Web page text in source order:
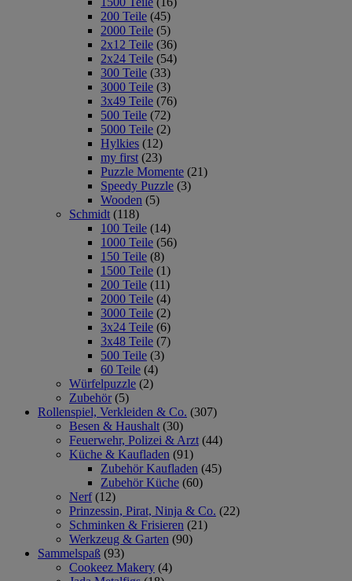
200 Teile (45)
2000 Teile (5)
2x12 Teile (36)
2x24 Teile (54)
300 Teile (33)
3000 Teile (3)
3x49 Teile (76)
500 Teile (72)
5000 Teile (2)
Hylkies (12)
my first (23)
Puzzle Momente (21)
Speedy Puzzle (3)
Wooden (5)
Schmidt (118)
100 Teile (14)
1000 Teile (56)
150 Teile (8)
1500 Teile (1)
200 Teile (11)
2000 Teile (4)
3000 Teile (2)
3x24 Teile (6)
3x48 Teile (7)
500 Teile (3)
60 Teile (4)
Würfelpuzzle (2)
Zubehör (5)
Rollenspiel, Verkleiden & Co. (307)
Besen & Haushalt (30)
Feuerwehr, Polizei & Arzt (44)
Küche & Kaufladen (91)
Zubehör Kaufladen (45)
Zubehör Küche (60)
Nerf (12)
Prinzessin, Pirat, Ninja & Co. (22)
Schminken & Frisieren (21)
Werkzeug & Garten (90)
Sammelspaß (93)
Cookeez Makery (4)